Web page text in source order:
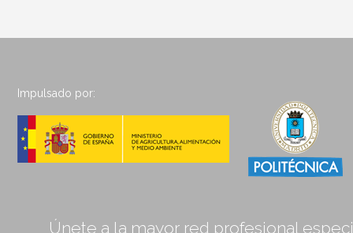
Impulsado por:
Únete a la mayor red profesional